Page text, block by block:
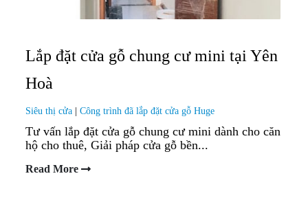
Lắp đặt cửa gỗ chung cư mini tại Yên
Hoà
Siêu thị cửa | Công trình đã lắp đặt cửa gỗ Huge
Tư vấn lắp đặt cửa gỗ chung cư mini dành cho căn
hộ cho thuê, Giải pháp cửa gỗ bền...
Read More